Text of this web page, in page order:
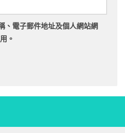
、電子郵件地址及個人網站網
。